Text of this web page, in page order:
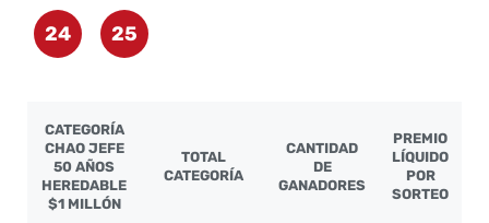
24 25
CATEGORÍA
CHAO JEFE
50 AÑOS
HEREDABLE
$1 MILLÓN
TOTAL
CATEGORÍA
CANTIDAD
DE
GANADORES
PREMIO
LÍQUIDO
POR
SORTEO